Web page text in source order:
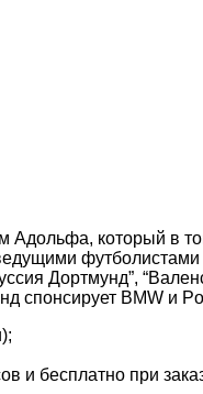
который в
Дортмунд”,
BMW и
и бесплатно при